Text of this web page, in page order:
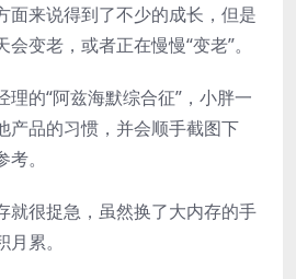
面来说得到了不少的成长，但是
变老，或者正在慢慢“变老”。
理的“阿兹海默综合征”，小胖一
产品的习惯，并会顺手截图下
。
就很捉急，虽然换了大内存的手
累。